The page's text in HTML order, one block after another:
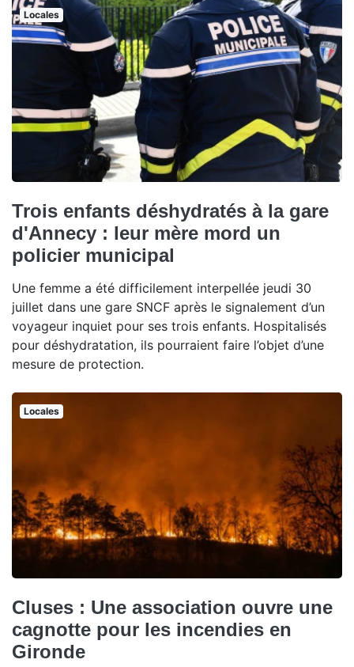
Locales
Trois enfants déshydratés à la gare
d'Annecy : leur mère mord un
policier municipal
Une femme a été difficilement interpellée jeudi 30
juillet dans une gare SNCF après le signalement d’un
voyageur inquiet pour ses trois enfants. Hospitalisés
pour déshydratation, ils pourraient faire l’objet d’une
mesure de protection.
Locales
Cluses : Une association ouvre une
cagnotte pour les incendies en
Gironde